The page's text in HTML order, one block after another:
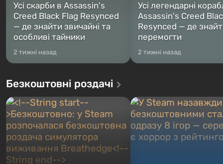
Усі скарби в Assassin's
Creed Black Flag Resynced
— де знайти звичайні та
особливі тайники
2 тижні назад
Усі легендарні
Assassin's Creed
Resynced — де
перемогти
2 тижні назад
Безкоштовні роздачі